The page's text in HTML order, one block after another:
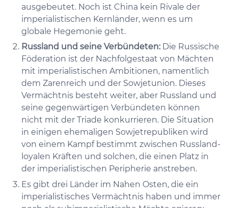
ausgebeutet. Noch ist China kein Rivale der
imperialistischen Kernländer, wenn es um
globale Hegemonie geht.
Russland und seine Verbündeten:Die Russische
Föderation ist der Nachfolgestaat von Mächten
mit imperialistischen Ambitionen, namentlich
dem Zarenreich und der Sowjetunion. Dieses
Vermächtnis besteht weiter, aber Russland und
seine gegenwärtigen Verbündeten können
nicht mit der Triade konkurrieren. Die Situation
in einigen ehemaligen Sowjetrepubliken wird
von einem Kampf bestimmt zwischen Russland-
loyalen Kräften und solchen, die einen Platz in
der imperialistischen Peripherie anstreben.
Es gibt drei Länder im Nahen Osten, die ein
imperialistisches Vermächtnis haben und immer